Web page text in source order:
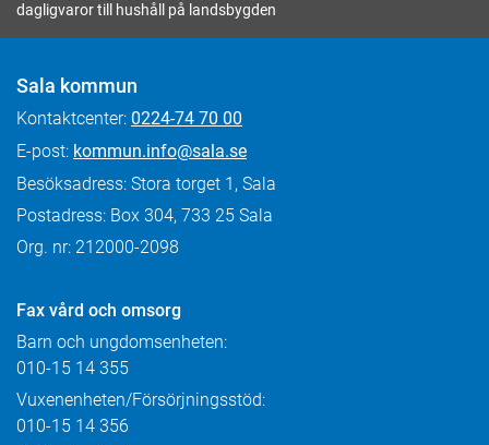
dagligvaror till hushåll på landsbygden
Sala kommun
Kontaktcenter: 0224-74 70 00
E-post: kommun.info@sala.se
Besöksadress: Stora torget 1, Sala
Postadress: Box 304, 733 25 Sala
Org. nr: 212000-2098
Fax vård och omsorg
Barn och ungdomsenheten:
010-15 14 355
Vuxenenheten/Försörjningsstöd:
010-15 14 356